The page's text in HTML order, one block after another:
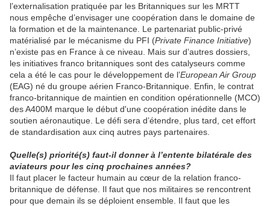
l’externalisation pratiquée par les Britanniques sur les MRTT
nous empêche d’envisager une coopération dans le domaine de
la formation et de la maintenance. Le partenariat public-privé
matérialisé par le mécanisme du PFI (Private Finance Initiative)
n’existe pas en France à ce niveau. Mais sur d’autres dossiers,
les initiatives franco britanniques sont des catalyseurs comme
cela a été le cas pour le développement de l’European Air Group
(EAG) né du groupe aérien Franco-Britannique. Enfin, le contrat
franco-britannique de maintien en condition opérationnelle (MCO)
des A400M marque le début d'une coopération inédite dans le
soutien aéronautique. Le défi sera d’étendre, plus tard, cet effort
de standardisation aux cinq autres pays partenaires.
Quelle(s) priorité(s) faut-il donner à l’entente bilatérale des
aviateurs pour les cinq prochaines années?
Il faut placer le facteur humain au cœur de la relation franco-
britannique de défense. Il faut que nos militaires se rencontrent
pour que demain ils se déploient ensemble. Il faut que les